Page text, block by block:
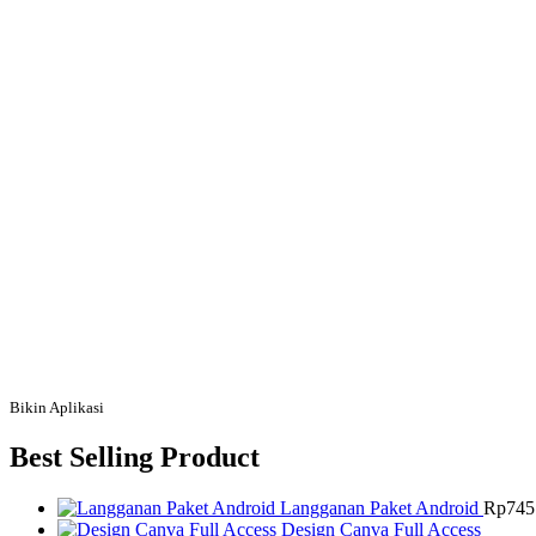
Bikin Aplikasi
Best Selling Product
Langganan Paket Android Rp
Design Canva Full Access